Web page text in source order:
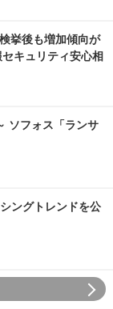
挙後も増加傾向が
キュリティ安心相
ソフォス「ランサ
ングトレンドを公